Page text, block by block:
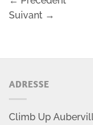
Suivant →
ADRESSE
Climb Up